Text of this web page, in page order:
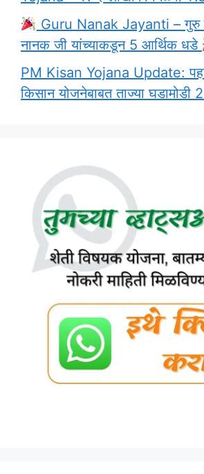
Guru Nanak Jayanti – गुरु
नानक जी यांच्याकडून 5 आर्थिक धडे
PM Kisan Yojana Update: पहा
किसान योजनेबाबत ताज्या